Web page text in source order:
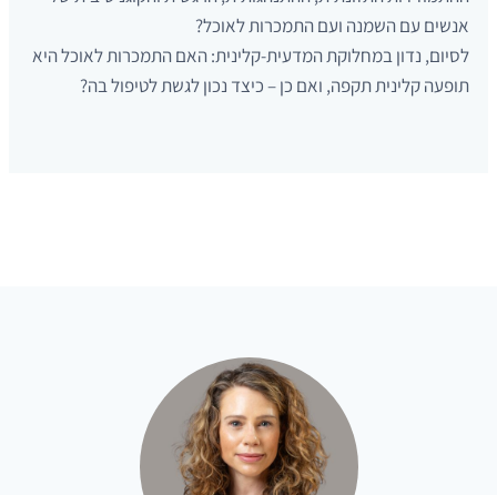
אנשים עם השמנה ועם התמכרות לאוכל?
לסיום, נדון במחלוקת המדעית-קלינית: האם התמכרות לאוכל היא
תופעה קלינית תקפה, ואם כן – כיצד נכון לגשת לטיפול בה?